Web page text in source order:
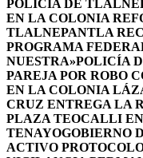
POLICÍA DE
EN LA COLONIA
TLALNEPANTLA
PROGRAMA
NUESTRA»POLICÍA
PAREJA POR ROBO
EN LA COLONIA
CRUZ ENTREGA LA
PLAZA TEOCALLI
TENAYOGOBIERNO
ACTIVO